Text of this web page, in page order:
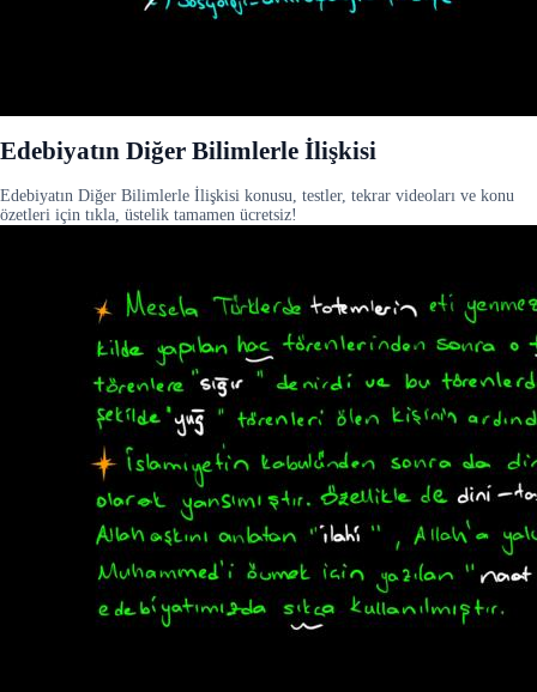
Edebiyatın Diğer Bilimlerle İlişkisi
Edebiyatın Diğer Bilimlerle İlişkisi konusu, testler, tekrar videoları ve konu
özetleri için tıkla, üstelik tamamen ücretsiz!